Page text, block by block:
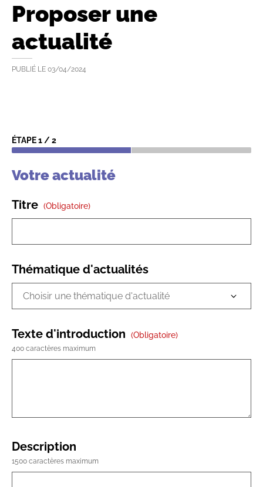
Proposer une
actualité
PUBLIÉ LE 03/04/2024
ÉTAPE1/2
Votre actualité
Titre (obligatoire)
Thématique d'actualités
Texte d'introduction (obligatoire)
400 caractères maximum
Description
1500 caractères maximum